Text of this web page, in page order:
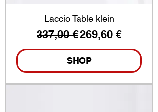
Laccio Table klein
Standardpreis
337,00 €Sale-Preis
269,60 €
SHOP